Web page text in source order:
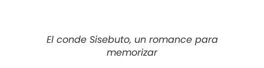
El conde Sisebuto, un romance para
memorizar